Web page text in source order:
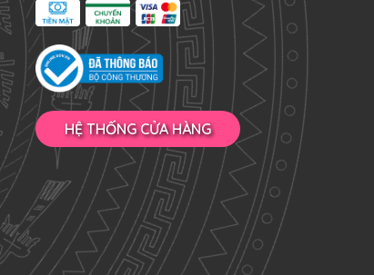
HỆ THỐNG CỬA HÀNG